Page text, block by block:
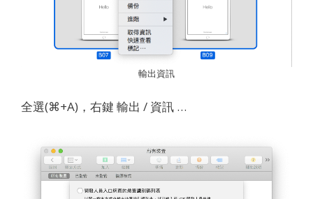
輸出資訊
全選(⌘+A)，右鍵 輸出 / 資訊 …